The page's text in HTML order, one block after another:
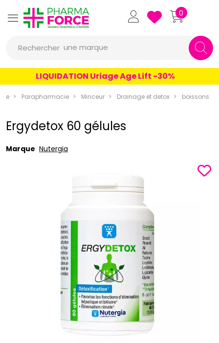
Pharmaforce Grande Pharmacie
0
Rechercher
un produit
une marque
LIQUIDATION Uriage Age Lift -30%
Parapharmacie Minceur Drainage et detox boissons
Ergydetox 60 gélules
Marque Nutergia